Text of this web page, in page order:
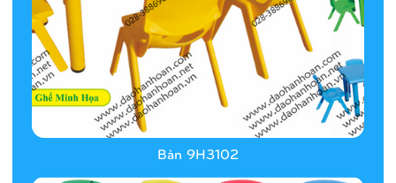
Bàn 9H3102